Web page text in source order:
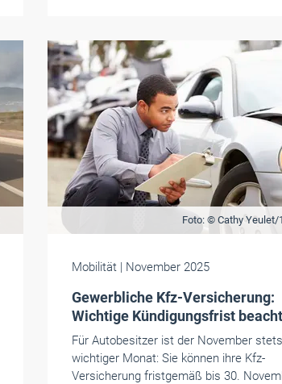
Foto: © Cathy Yeulet/
Mobilität | November 2025
Gewerbliche Kfz-Versicherung:
Wichtige Kündigungsfrist
Für Autobesitzer ist der November
wichtiger Monat: Sie können ihre Kfz-
Versicherung fristgemäß bis 30.